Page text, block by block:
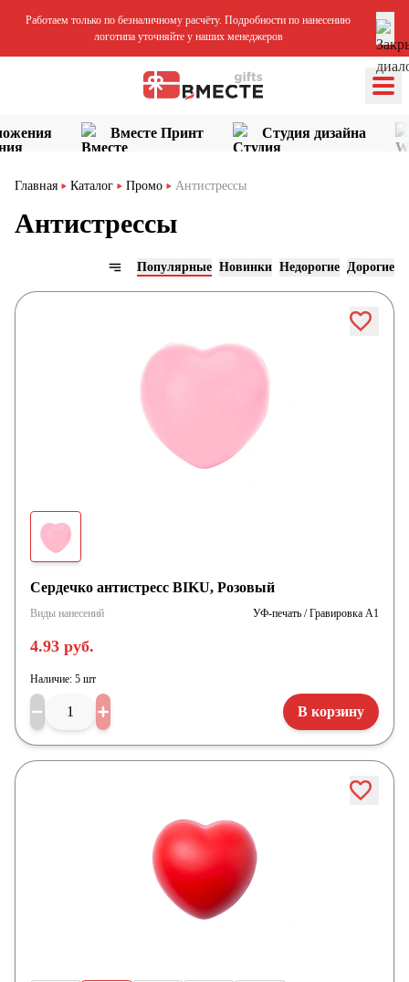
Работаем только по безналичному расчёту. Подробности по нанесению
логотипа уточняйте у наших менеджеров
Вместе Принт Студия дизайна
Главная Каталог Промо Антистрессы
Антистрессы
Популярные Новинки Недорогие Дорогие
Сердечко антистресс BIKU, Розовый
Виды нанесений УФ-печать / Гравировка А1
4.93 руб.
Наличие: 5 шт
В корзину